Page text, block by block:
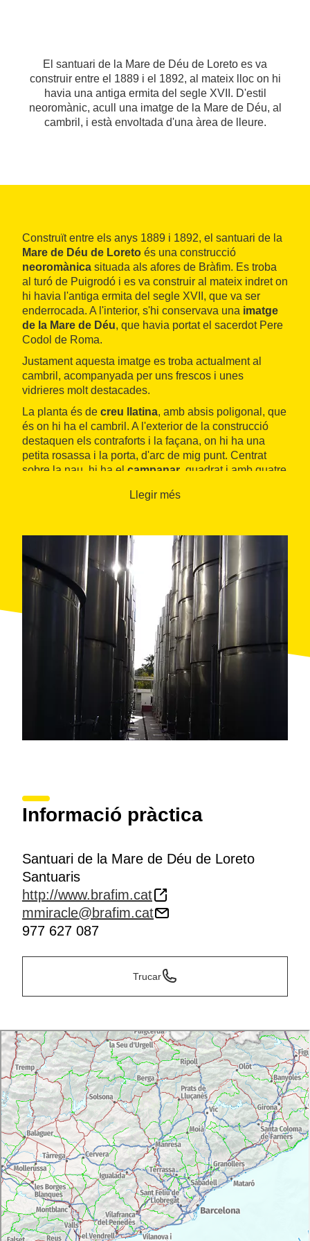
El santuari de la Mare de Déu de Loreto es va
construir entre el 1889 i el 1892, al mateix lloc on hi
havia una antiga ermita del segle XVII. D'estil
neoromànic, acull una imatge de la Mare de Déu, al
cambril, i està envoltada d'una àrea de lleure.
Construït entre els anys 1889 i 1892, el santuari de la
Mare de Déu de Loreto és una construcció
neoromànica situada als afores de Bràfim. Es troba
al turó de Puigrodó i es va construir al mateix indret on
hi havia l'antiga ermita del segle XVII, que va ser
enderrocada. A l'interior, s'hi conservava una imatge
de la Mare de Déu, que havia portat el sacerdot Pere
Codol de Roma.
Justament aquesta imatge es troba actualment al
cambril, acompanyada per uns frescos i unes
vidrieres molt destacades.
La planta és de creu llatina, amb absis poligonal, que
és on hi ha el cambril. A l'exterior de la construcció
destaquen els contraforts i la façana, on hi ha una
petita rosassa i la porta, d'arc de mig punt. Centrat
sobre la nau, hi ha el campanar , quadrat i amb quatre
envoltant-la de pins i oliveres amb fonts, foc i taules.
Cada any, amb motiu de l'
Aplec de Primavera i la Fira
de la Cirera , s'hi fa una missa en què s'ofrenen flors a
la Mare de Déu.
Per visitar el santuari és necessari fer una
reserva
telefònica prèviament.
Llegir més
Informació pràctica
Santuari de la Mare de Déu de Loreto
Santuaris
http://www.brafim.cat
mmiracle@brafim.cat
977 627 087
Trucar